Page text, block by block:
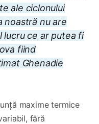
ale ciclonului
noastră nu are
lucru ce ar putea fi
fiind
Ghenadie
maxime termice
fără